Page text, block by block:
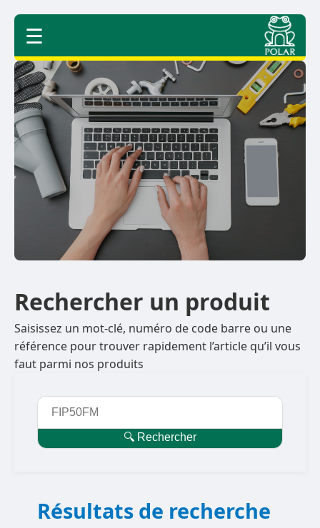
☰
Rechercher un produit
Saisissez un mot-clé, numéro de code barre ou une
référence pour trouver rapidement l’article qu’il vous
faut parmi nos produits
🔍 Rechercher
Résultats de recherche